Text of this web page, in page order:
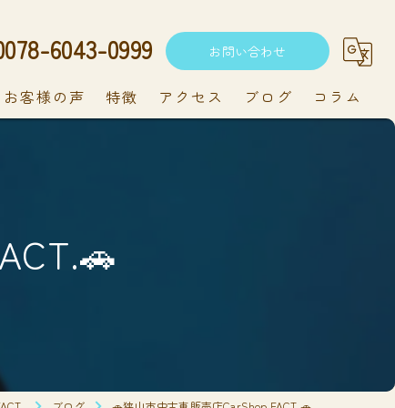
6043-0999 お問い合わせ
お客様の声 特徴 アクセス ブログ コラム